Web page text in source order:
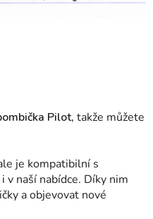
Pilot, takže můžete
je kompatibilní s
naší nabídce. Díky nim
a objevovat nové